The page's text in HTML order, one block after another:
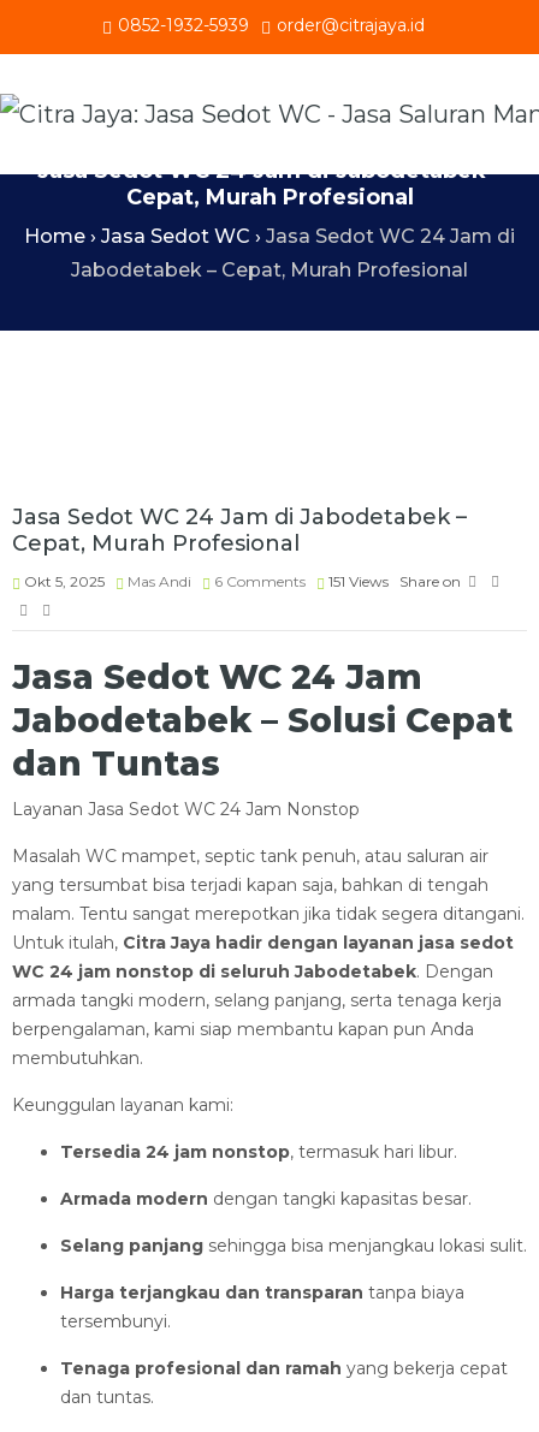
0852-1932-5939 order@citrajaya.id
Jasa Sedot WC 24 Jam di Jabodetabek –
Cepat, Murah Profesional
Home › Jasa Sedot WC › Jasa Sedot WC 24 Jam di
Jabodetabek – Cepat, Murah Profesional
Jasa Sedot WC 24 Jam di Jabodetabek –
Cepat, Murah Profesional
Okt 5, 2025 Mas Andi 6 Comments 151 Views Share on
Jasa Sedot WC 24 Jam
Jabodetabek – Solusi Cepat
dan Tuntas
Layanan Jasa Sedot WC 24 Jam Nonstop
Masalah WC mampet, septic tank penuh, atau saluran air
yang tersumbat bisa terjadi kapan saja, bahkan di tengah
malam. Tentu sangat merepotkan jika tidak segera ditangani.
Untuk itulah, Citra Jaya hadir dengan layanan jasa sedot
WC 24 jam nonstop di seluruh Jabodetabek. Dengan
armada tangki modern, selang panjang, serta tenaga kerja
berpengalaman, kami siap membantu kapan pun Anda
membutuhkan.
Keunggulan layanan kami:
Tersedia 24 jam nonstop, termasuk hari libur.
Armada modern dengan tangki kapasitas besar.
Selang panjang sehingga bisa menjangkau lokasi sulit.
Harga terjangkau dan transparan tanpa biaya
tersembunyi.
Tenaga profesional dan ramah yang bekerja cepat
dan tuntas.